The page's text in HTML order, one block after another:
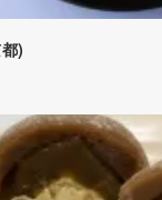
)